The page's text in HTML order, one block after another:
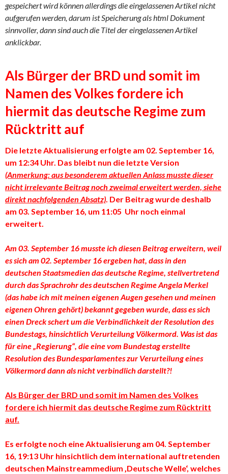
gespeichert wird können allerdings die eingelassenen Artikel nicht
aufgerufen werden, darum ist Speicherung als html Dokument
sinnvoller, dann sind auch die Titel der eingelassenen Artikel
anklickbar.
Als Bürger der BRD und somit im
Namen des Volkes fordere ich
hiermit das deutsche Regime zum
Rücktritt auf
Die letzte Aktualisierung erfolgte am 02. September 16,
um 12:34 Uhr. Das bleibt nun die letzte Version
(Anmerkung: aus besonderem aktuellen Anlass musste dieser
nicht irrelevante Beitrag noch zweimal erweitert werden, siehe
direkt nachfolgenden Absatz). Der Beitrag wurde deshalb
am 03. September 16, um 11:05 Uhr noch einmal
erweitert.
Am 03. September 16 musste ich diesen Beitrag erweitern, weil
es sich am 02. September 16 ergeben hat, dass in den
deutschen Staatsmedien das deutsche Regime, stellvertretend
durch das Sprachrohr des deutschen Regime Angela Merkel
(das habe ich mit meinen eigenen Augen gesehen und meinen
eigenen Ohren gehört) bekannt gegeben wurde, dass es sich
einen Dreck schert um die Verbindlichkeit der Resolution des
Bundestags, hinsichtlich Verurteilung Völkermord. Was ist das
für eine „Regierung“, die eine vom Bundestag erstellte
Resolution des Bundesparlamentes zur Verurteilung eines
Völkermord dann als nicht verbindlich darstellt?!
Als Bürger der BRD und somit im Namen des Volkes
fordere ich hiermit das deutsche Regime zum Rücktritt
auf.
Es erfolgte noch eine Aktualisierung am 04. September
16, 19:13 Uhr hinsichtlich dem international auftretenden
deutschen Mainstreammedium ‚Deutsche Welle‘, welches